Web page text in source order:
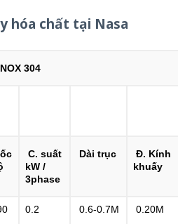
hóa chất tại Nasa
304
C. suất
kW /
3phase
Dài trục
Đ. Kính
khuấy
0.2 0.6-0.7M 0.20M